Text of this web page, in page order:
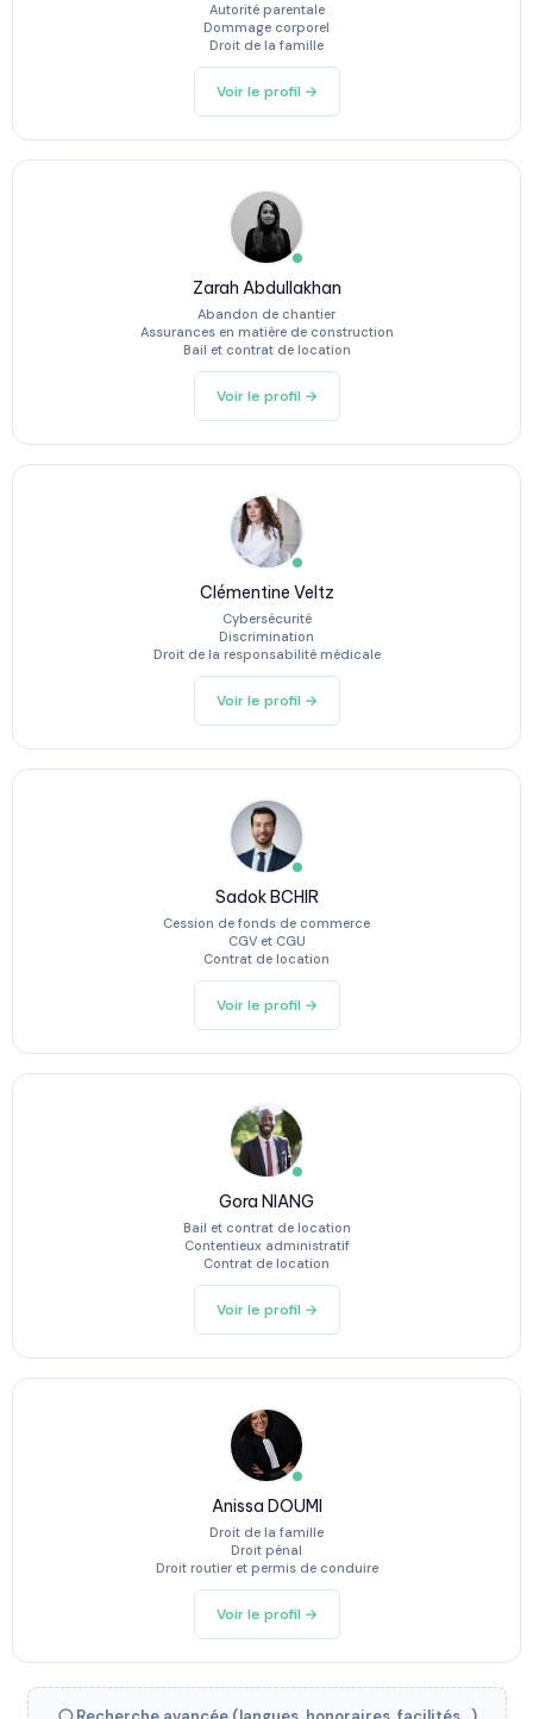
Autorité parentale
Dommage corporel
Droit de la famille
Voir le profil →
Zarah Abdullakhan
Abandon de chantier
Assurances en matière de construction
Bail et contrat de location
Voir le profil →
Clémentine Veltz
Cybersécurité
Discrimination
Droit de la responsabilité médicale
Voir le profil →
Sadok BCHIR
Cession de fonds de commerce
CGV et CGU
Contrat de location
Voir le profil →
Gora NIANG
Bail et contrat de location
Contentieux administratif
Contrat de location
Voir le profil →
Anissa DOUMI
Droit de la famille
Droit pénal
Droit routier et permis de conduire
Voir le profil →